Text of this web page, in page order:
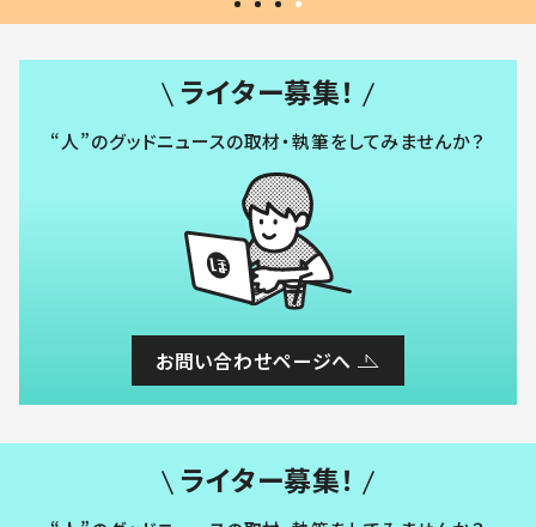
ライター募集！
“人”のグッドニュースの取材・執筆をしてみませんか？
お問い合わせページへ
ライター募集！